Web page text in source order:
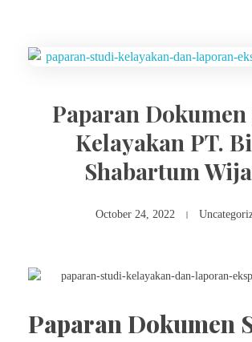
Paparan
Kelayakan PT.
Shabartum
October 24, 2022
Paparan Dokumen